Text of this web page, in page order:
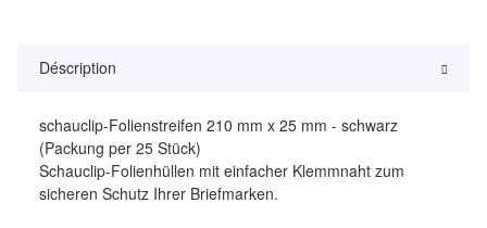
Déscription
schauclip-Folienstreifen 210 mm x 25 mm - schwarz
(Packung per 25 Stück)
Schauclip-Folienhüllen mit einfacher Klemmnaht zum
sicheren Schutz Ihrer Briefmarken.